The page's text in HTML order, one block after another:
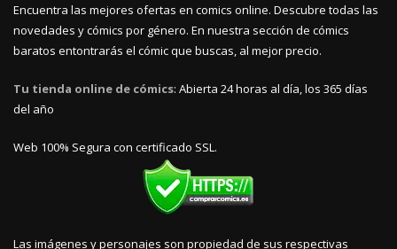
Encuentra las mejores ofertas en comics online. Descubre todas las
novedades y cómics por género. En nuestra sección de cómics
baratos entontrarás el cómic que buscas, al mejor precio.
Tu tienda online de cómics: Abierta 24 horas al día, los 365 días
del año
Web 100% Segura con certificado SSL.
Las imágenes y personajes son propiedad de sus respectivas